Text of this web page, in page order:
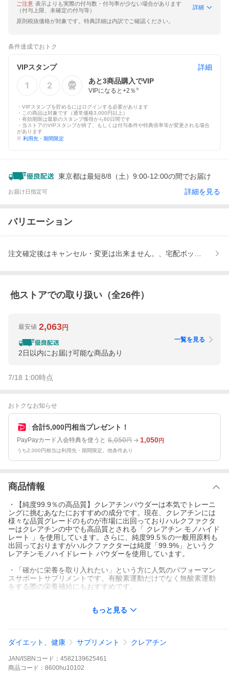
ご注意 表示よりも実際の付与数・付与率が少ない場合があります
（付与上限、未確定の付与等）
詳細
原則税抜価格が対象です。特典詳細は内訳でご確認ください。
条件達成でおトク
VIPスタンプ
詳細
あと3商品購入でVIP
VIPになると+2 ％ ※
・VIPスタンプを貯めるにはログインする必要があります
・この商品は対象です（通常価格3,000円以上）
・有効期限は最新のスタンプ獲得から60日間です
・当ストアのVIPスタンプが終了、もしくは付与条件や特典倍率等が変更される場合
があります
※ 利用先・期間限定
東京都は最短8/8（土）9:00-12:00の間でお届け
お届け日指定可 詳細を見る
バリエーション
注文確定後はキャンセル・変更は出来ません。、宅配ボックスや玄
他ストアでの取り扱い（全26件）
最安値 2,063円
2日以内にお届け可能な商品あり
一覧を見る
7/18 1:00時点
おトクなお知らせ
合計5,000円相当プレゼント！
PayPayカード入会特典を使うと 6,050円 1,050円
うち2,000円相当は利用先・期間限定。他条件あり
商品情報
・【純度99.9％の高品質】クレアチンパウダーは本気でトレーニ
ングに挑むあなたにおすすめの成分です。現在、クレアチンには
様々な品質グレードのものが市場に出回っておりハルクファクタ
ーはクレアチンの中でも高品質とされる「 クレアチン モノハイド
レート 」を使用しています。さらに、純度99.5％の一般用原料も
出回っておりますがハルクファクターは純度「99.9%」というク
レアチンモノハイドレート パウダーを使用しています。
・「確かに栄養を取り入れたい」という方に人気のパフォーマン
スサポートサプリメントです。有酸素運動だけでなく無酸素運動
をする際の栄養補給にもおすすめです。
インなどのドリンクに混ぜても味を損ねないノンフレーバー（無
杯分）とコストパフォーマンスも優れています（1日1回目安のク
スプーン付きで、届いたその日からお召し上がりいただけます。
もっと見る
ダイエット、健康 サプリメント クレアチン
JAN/ISBNコード： 4582139625461
商品 コード： 8600hu10102